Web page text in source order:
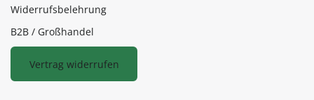
Widerrufsbelehrung
B2B / Großhandel
Vertrag widerrufen